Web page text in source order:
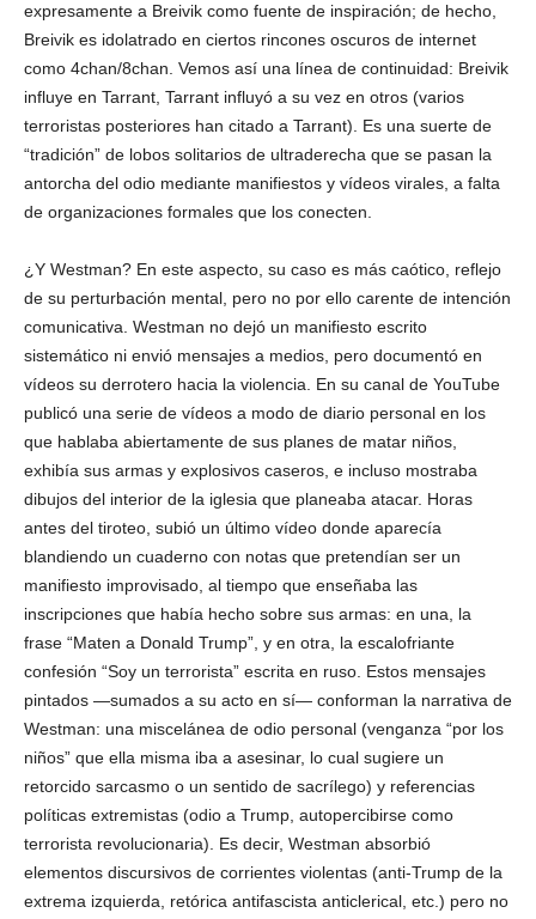
expresamente a Breivik como fuente de inspiración; de hecho,
Breivik es idolatrado en ciertos rincones oscuros de internet
como 4chan/8chan. Vemos así una línea de continuidad: Breivik
influye en Tarrant, Tarrant influyó a su vez en otros (varios
terroristas posteriores han citado a Tarrant). Es una suerte de
“tradición” de lobos solitarios de ultraderecha que se pasan la
antorcha del odio mediante manifiestos y vídeos virales, a falta
de organizaciones formales que los conecten.
¿Y Westman? En este aspecto, su caso es más caótico, reflejo
de su perturbación mental, pero no por ello carente de intención
comunicativa. Westman no dejó un manifiesto escrito
sistemático ni envió mensajes a medios, pero documentó en
vídeos su derrotero hacia la violencia. En su canal de YouTube
publicó una serie de vídeos a modo de diario personal en los
que hablaba abiertamente de sus planes de matar niños,
exhibía sus armas y explosivos caseros, e incluso mostraba
dibujos del interior de la iglesia que planeaba atacar. Horas
antes del tiroteo, subió un último vídeo donde aparecía
blandiendo un cuaderno con notas que pretendían ser un
manifiesto improvisado, al tiempo que enseñaba las
inscripciones que había hecho sobre sus armas: en una, la
frase “Maten a Donald Trump”, y en otra, la escalofriante
confesión “Soy un terrorista” escrita en ruso. Estos mensajes
pintados ―sumados a su acto en sí― conforman la narrativa de
Westman: una miscelánea de odio personal (venganza “por los
niños” que ella misma iba a asesinar, lo cual sugiere un
retorcido sarcasmo o un sentido de sacrílego) y referencias
políticas extremistas (odio a Trump, autopercibirse como
terrorista revolucionaria). Es decir, Westman absorbió
elementos discursivos de corrientes violentas (anti-Trump de la
extrema izquierda, retórica antifascista anticlerical, etc.) pero no